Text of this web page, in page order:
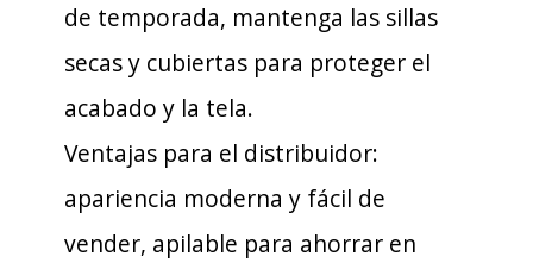
de temporada, mantenga las sillas
secas y cubiertas para proteger el
acabado y la tela.
Ventajas para el distribuidor:
apariencia moderna y fácil de
vender, apilable para ahorrar en